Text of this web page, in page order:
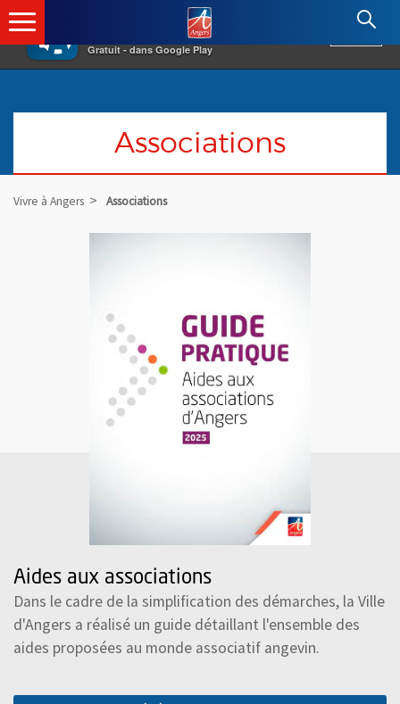
×
Gratuit - dans Google Play
Angers.fr : Retour à l'accueil
Associations
Vivre à Angers Associations
Aides aux associations
Dans le cadre de la simplification des démarches, la Ville
d'Angers a réalisé un guide détaillant l'ensemble des
aides proposées au monde associatif angevin.